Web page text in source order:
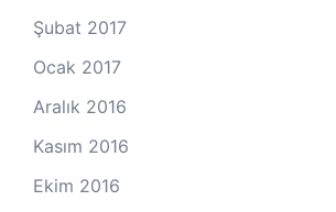
Şubat 2017
Ocak 2017
Aralık 2016
Kasım 2016
Ekim 2016